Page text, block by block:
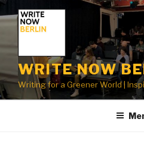
to
content
WRITE NOW
Writing for a Greener World |